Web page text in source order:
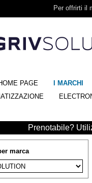
Per offrirti il
PAGE I MARCHI
Prenotabile?
marca